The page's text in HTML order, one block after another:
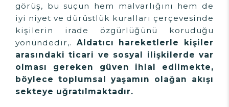
görüş, bu suçun hem malvarlığını hem de
iyi niyet ve dürüstlük kuralları çerçevesinde
kişilerin irade özgürlüğünü koruduğu
yönündedir,. Aldatıcı hareketlerle kişiler
arasındaki ticari ve sosyal ilişkilerde var
olması gereken güven ihlal edilmekte,
böylece toplumsal yaşamın olağan akışı
sekteye uğratılmaktadır.